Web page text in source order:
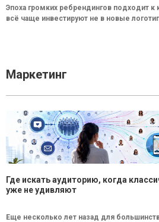
Эпоха громких ребрендингов подходит
всё чаще инвестируют не в новые
Маркетинг
Где искать аудиторию, когда
уже не удивляют
Еще несколько лет назад для